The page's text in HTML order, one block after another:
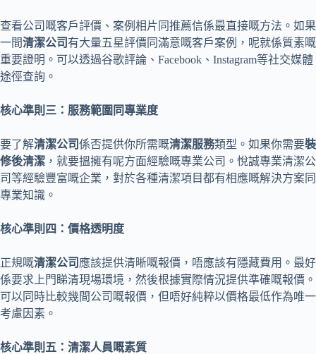
查看公司嘅客戶評價、案例相片同推薦信係最直接嘅方法。如果
一間清潔公司 有大量五星評價同滿意嘅客戶案例，呢就係質素嘅
重要證明。可以透過谷歌評論、Facebook、Instagram等社交媒體
途徑查詢。
核心準則三：服務範圍同專業度
要了解清潔公司係否提供你所需嘅清潔服務類型。如果你需要裝
修後清潔 ，就要搵擁有呢方面經驗嘅專業公司。悅誠專業清潔公
司等經驗豐富嘅企業，對於各種清潔項目都有相應嘅解決方案同
專業知識。
核心準則四：價格透明度
正規嘅清潔公司 應該提供清晰嘅報價，唔應該有隱藏費用。最好
係要求上門睇清現場環境，然後根據實際情況提供準確嘅報價。
可以同時比較幾間公司嘅報價，但唔好純粹以價格最低作為唯一
考慮因素。
核心準則五：清潔人員嘅素質